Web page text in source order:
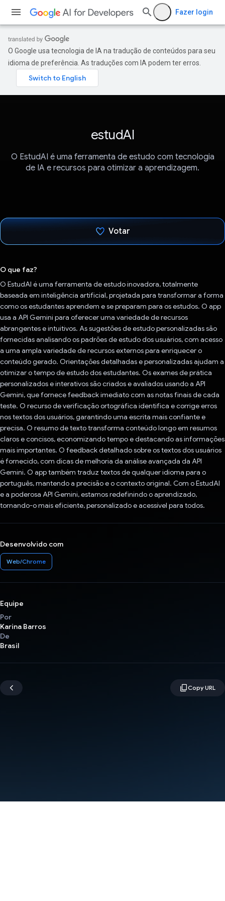
Fazer login
O Google usa tecnologia de IA na tradução de conteúdos para seu
idioma de preferência. As traduções com IA podem ter erros.
estudAI
O EstudAI é uma ferramenta de estudo com tecnologia
de IA e recursos para otimizar a aprendizagem.
Votar
O que faz?
O EstudAI é uma ferramenta de estudo inovadora, totalmente
baseada em inteligência artificial, projetada para transformar a forma
como os estudantes aprendem e se preparam para os estudos. O app
usa a API Gemini para oferecer uma variedade de recursos
abrangentes e intuitivos. As sugestões de estudo personalizadas são
fornecidas analisando os padrões de estudo dos usuários, com acesso
a uma ampla variedade de recursos externos para enriquecer o
conteúdo gerado. Orientações detalhadas e personalizadas ajudam a
otimizar o tempo de estudo dos estudantes. Os exames de prática
personalizados e interativos são criados e avaliados usando a API
Gemini, que fornece feedback imediato com as notas finais de cada
teste. O recurso de verificação ortográfica identifica e corrige erros
nos textos dos usuários, garantindo uma escrita mais confiante e
precisa. O resumo de texto transforma conteúdo longo em resumos
claros e concisos, economizando tempo e destacando as informações
mais importantes. O feedback detalhado sobre os textos dos usuários
é fornecido, com dicas de melhoria da análise avançada da API
Gemini. O app também traduz textos de qualquer idioma para o
português, mantendo a precisão e o contexto original. Com o EstudAI
e a poderosa API Gemini, estamos redefinindo o aprendizado,
tornando-o mais eficiente, personalizado e acessível para todos.
Desenvolvido com
Web/Chrome
Equipe
Por
Karina Barros
De
Brasil